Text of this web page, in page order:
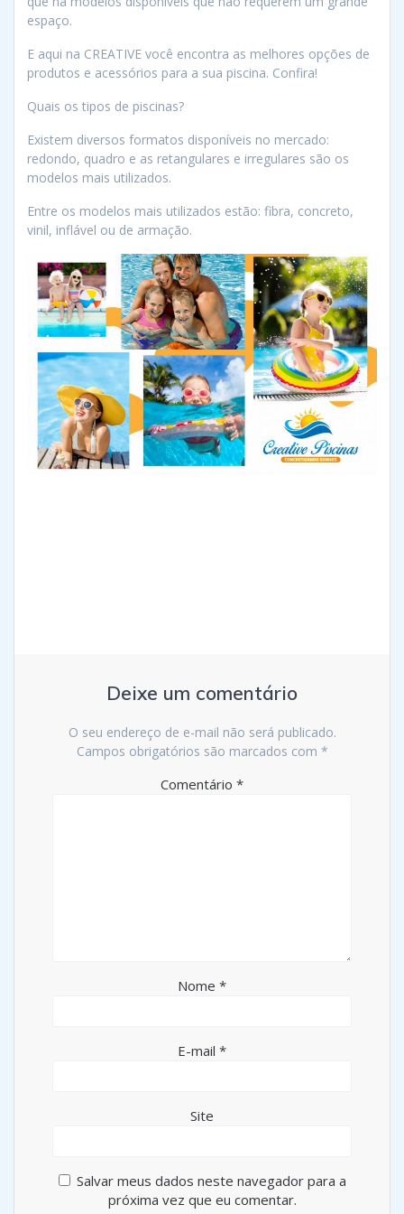
espaço.
E aqui na CREATIVE você encontra as melhores opções de
produtos e acessórios para a sua piscina. Confira!
Quais os tipos de piscinas?
Existem diversos formatos disponíveis no mercado:
redondo, quadro e as retangulares e irregulares são os
modelos mais utilizados.
Entre os modelos mais utilizados estão: fibra, concreto,
vinil, inflável ou de armação.
Deixe um comentário
O seu endereço de e-mail não será publicado.
Campos obrigatórios são marcados com *
Comentário *
Nome *
E-mail *
Site
Salvar meus dados neste navegador para a
próxima vez que eu comentar.